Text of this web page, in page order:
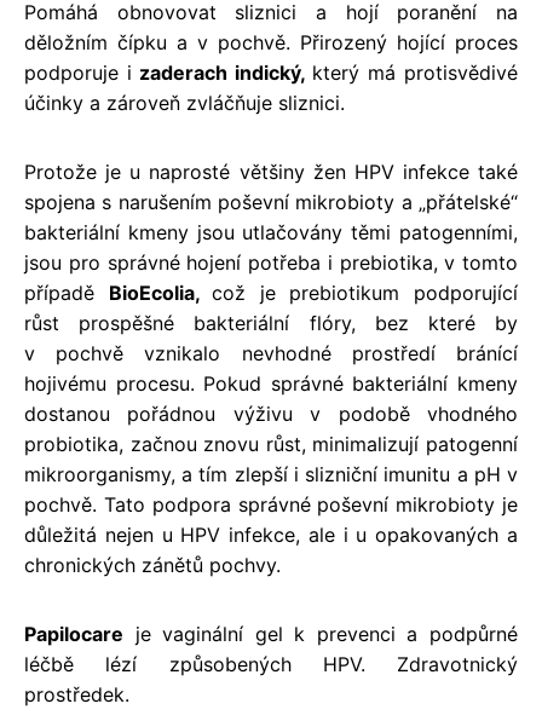
Pomáhá obnovovat sliznici a hojí poranění na
děložním čípku a v pochvě. Přirozený hojící proces
podporuje i zaderach indický, který má protisvědivé
účinky a zároveň zvláčňuje sliznici.
Protože je u naprosté většiny žen HPV infekce také
spojena s narušením poševní mikrobioty a „přátelské“
bakteriální kmeny jsou utlačovány těmi patogenními,
jsou pro správné hojení potřeba i prebiotika, v tomto
případě BioEcolia,což je prebiotikum podporující
růst prospěšné bakteriální flóry, bez které by
v pochvě vznikalo nevhodné prostředí bránící
hojivému procesu. Pokud správné bakteriální kmeny
dostanou pořádnou výživu v podobě vhodného
probiotika, začnou znovu růst, minimalizují patogenní
mikroorganismy, a tím zlepší i slizniční imunitu a pH v
pochvě. Tato podpora správné poševní mikrobioty je
důležitá nejen u HPV infekce, ale i u opakovaných a
chronických zánětů pochvy.
Papilocare je vaginální gel k prevenci a podpůrné
léčbě lézí způsobených HPV. Zdravotnický
prostředek.